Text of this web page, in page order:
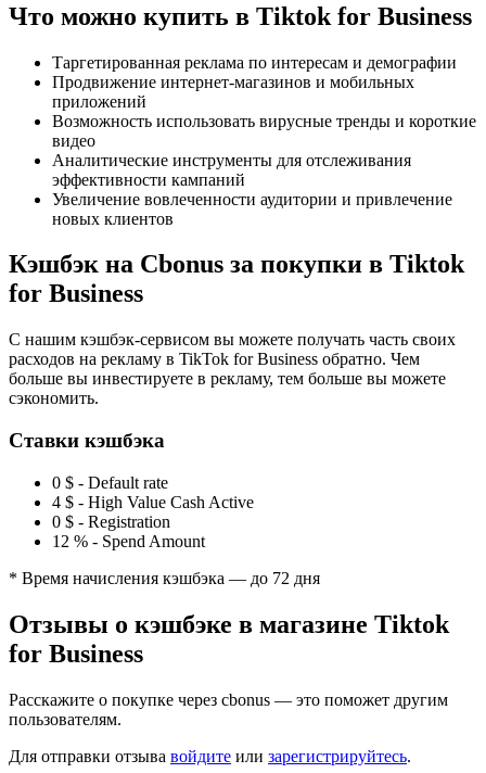
Что можно купить в Tiktok for Business
Таргетированная реклама по интересам и демографии
Продвижение интернет-магазинов и мобильных
приложений
Возможность использовать вирусные тренды и короткие
видео
Аналитические инструменты для отслеживания
эффективности кампаний
Увеличение вовлеченности аудитории и привлечение
новых клиентов
Кэшбэк на Cbonus за покупки в Tiktok
for Business
С нашим кэшбэк-сервисом вы можете получать часть своих
расходов на рекламу в TikTok for Business обратно. Чем
больше вы инвестируете в рекламу, тем больше вы можете
сэкономить.
Ставки кэшбэка
0 $ - Default rate
4 $ - High Value Cash Active
0 $ - Registration
12 % - Spend Amount
* Время начисления кэшбэка — до 72 дня
Отзывы о кэшбэке в магазине Tiktok
for Business
Расскажите о покупке через cbonus — это поможет другим
пользователям.
Для отправки отзыва войдите или зарегистрируйтесь.